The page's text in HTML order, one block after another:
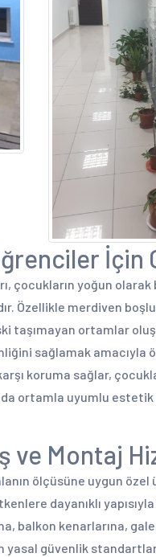
İçin
çocukların yoğun
Özellikle merdiven
taşımayan ortamlar
sağlamak
koruma sağlar,
da ortamla uyumlu
ve Montaj
ölçüsüne uygun
dayanıklı
balkon kenarlarına,
güvenlik